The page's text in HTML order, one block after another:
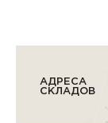
АДРЕСА
СКЛАДОВ